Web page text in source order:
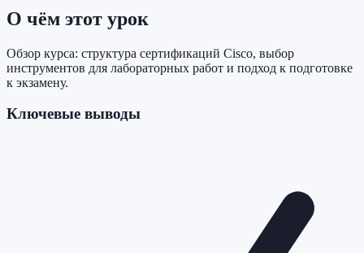
О чём этот урок
Обзор курса: структура сертификаций Cisco, выбор
инструментов для лабораторных работ и подход к подготовке
к экзамену.
Ключевые выводы